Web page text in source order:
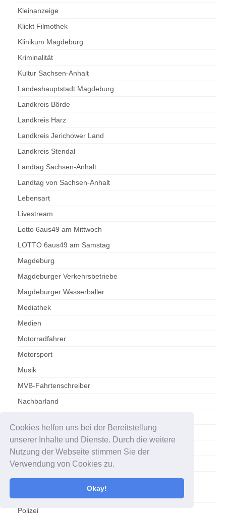
Cookies helfen uns bei der Bereitstellung
unserer Inhalte und Dienste. Durch die weitere
Nutzung der Webseite stimmen Sie der
Verwendung von Cookies zu.
Okay!
Kleinanzeige
Klickt Filmothek
Klinikum Magdeburg
Kriminalität
Kultur Sachsen-Anhalt
Landeshauptstadt Magdeburg
Landkreis Börde
Landkreis Harz
Landkreis Jerichower Land
Landkreis Stendal
Landtag Sachsen-Anhalt
Landtag von Sachsen-Anhalt
Lebensart
Livestream
Lotto 6aus49 am Mittwoch
LOTTO 6aus49 am Samstag
Magdeburg
Magdeburger Verkehrsbetriebe
Magdeburger Wasserballer
Mediathek
Medien
Motorradfahrer
Motorsport
Musik
MVB-Fahrtenschreiber
Nachbarland
Olympische Sommerspiele Paris 2024
Otto-von-Guericke-Universität
Podcast
Politik
Polizei